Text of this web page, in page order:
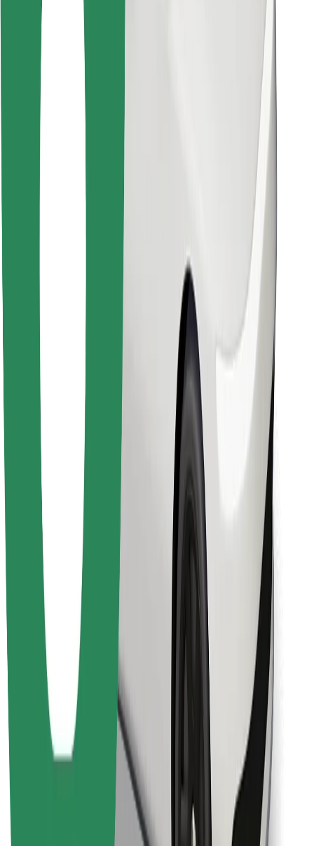
Πάρε ταξί μέσα σε λίγα λεπτά!
Κατέβασε την εφαρμογή Bolt